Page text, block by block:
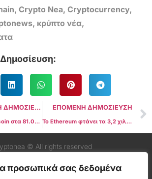
προσωπικά σας δεδομένα
, Crypto Nea, Cryptocurrency,
, κρύπτο νέα,
ΠΡΟΗΓΟΥΜΕΝΗ ΔΗΜΟΣΙΕΥΣΗ
Η άνοδος του Bitcoin στα 81.000 δολάρια μπορεί να προκαλέσει ένα ράλι σε ETH, SOL και SUI
ΕΠΟΜΕΝΗ ΔΗΜΟΣΙΕΥΣΗ
Το Ethereum φτάνει τα 3,2 χιλιάδες δολάρια, ξεπερνά την Bank of America σε κεφαλαιοποίηση αγοράς
© All rights reserved